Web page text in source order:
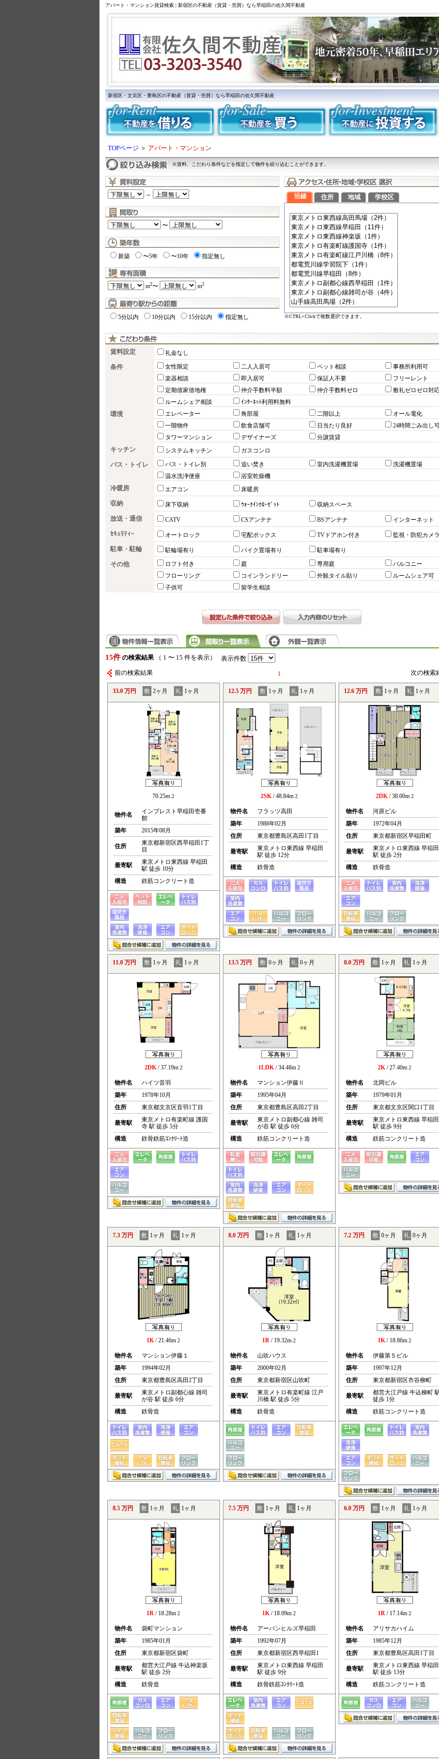
アパート・マンション賃貸検索 | 新宿区の不動産（賃貸・売買）なら早稲田の佐久間不動産
新宿区・文京区・豊島区の不動産（賃貸・売買）なら早稲田の佐久間不動産
TOPページ ＞ アパート・マンション
※賃料、こだわり条件などを指定して物件を絞り込むことができます。
～
〜
新築 〜5年 〜10年 指定無し
m2〜 m2
5分以内 10分以内 15分以内 指定無し
沿線 住所 地域 学校区
※CTRL+Clickで複数選択できます。
賃料設定 礼金なし
条件 女性限定 二人入居可 ペット相談
事務所利用可
楽器相談
即入居可 保証人不要
フリーレント
定期借家借地権
仲介手数料半額 仲介手数料ゼロ
敷礼ゼロゼロ対
ルームシェア相談
ｲﾝﾀｰﾈｯﾄ利用料無料
環境 エレベーター 角部屋 二階以上
オール電化
一階物件
飲食店舗可 日当たり良好
24時間ごみ出し
タワーマンション
デザイナーズ 分譲賃貸
キッチン システムキッチン ガスコンロ
バス・トイレ バス・トイレ別 追い焚き 室内洗濯機置場
洗濯機置場
温水洗浄便座
浴室乾燥機
冷暖房 エアコン 床暖房
収納 床下収納 ｳｫｰｸｲﾝｸﾛｰｾﾞｯﾄ 収納スペース
放送・通信 CATV CSアンテナ BSアンテナ インターネット
ｾｷｭﾘﾃｨｰ オートロック 宅配ボックス TVドアホン付き 監視・防犯カメ
駐車・駐輪 駐輪場有り バイク置場有り 駐車場有り
その他 ロフト付き 庭 専用庭
バルコニー
フローリング
コインランドリー 外観タイル貼り
ルームシェア可
子供可
留学生相談
15件 の検索結果（ 1 〜 15 件を表示） 表示件数
前の検索結果 1 次の検
33.0 万円 敷 2ヶ月 礼 1ヶ月
70.25m 2
物件名
インプレスト早稲田壱番
館
築年
2015年08月
住所
東京都新宿区西早稲田1丁
目
最寄駅
東京メトロ東西線 早稲田
駅 徒歩 10分
構造
鉄筋コンクリート造
12.5 万円 敷 1ヶ月 礼 1ヶ月
2SK/ 48.84m 2
物件名
フラッツ高田
築年
1988年02月
住所
東京都豊島区高田1丁目
最寄駅
東京メトロ東西線 早稲田
駅 徒歩 12分
構造
鉄骨造
12.6 万円 敷 1ヶ月 礼 1ヶ月
2DK/ 38.00m 2
物件名
河原ビル
築年
1972年04月
住所
東京都新宿区早稲田町
最寄駅
東京メトロ東西線 早稲田
駅 徒歩 2分
構造
鉄骨造
11.0 万円 敷 1ヶ月 礼 1ヶ月
2DK/ 37.19m 2
物件名
ハイツ音羽
築年
1978年10月
住所
東京都文京区音羽1丁目
最寄駅
東京メトロ有楽町線 護国
寺 駅 徒歩 5分
構造
鉄骨鉄筋ｺﾝｸﾘｰﾄ造
13.5 万円 敷 0ヶ月 礼 0ヶ月
1LDK/ 34.48m 2
物件名
マンション伊藤Ⅱ
築年
1995年04月
住所
東京都豊島区高田2丁目
最寄駅
東京メトロ副都心線 雑司
が谷 駅 徒歩 6分
構造
鉄筋コンクリート造
8.0 万円 敷 1ヶ月 礼 1ヶ月
2K/ 27.40m 2
物件名
北岡ビル
築年
1979年01月
住所
東京都文京区関口1丁目
最寄駅
東京メトロ東西線 早稲田
駅 徒歩 9分
構造
鉄筋コンクリート造
7.3 万円 敷 1ヶ月 礼 1ヶ月
1K/ 21.46m 2
物件名
マンション伊藤１
築年
1994年02月
住所
東京都豊島区高田2丁目
最寄駅
東京メトロ副都心線 雑司
が谷 駅 徒歩 6分
構造
鉄骨造
8.0 万円 敷 1ヶ月 礼 1ヶ月
1R / 19.32m 2
物件名
山吹ハウス
築年
2000年02月
住所
東京都新宿区山吹町
最寄駅
東京メトロ有楽町線 江戸
川橋 駅 徒歩 5分
構造
鉄骨造
7.2 万円 敷 0ヶ月 礼 0ヶ月
1K/ 18.86m 2
物件名
伊藤第５ビル
築年
1997年12月
住所
東京都新宿区市谷柳町
最寄駅
都営大江戸線 牛込柳町
徒歩 1分
構造
鉄筋コンクリート造
8.5 万円 敷 1ヶ月 礼 1ヶ月
1R / 18.28m 2
物件名
袋町マンション
築年
1985年01月
住所
東京都新宿区袋町
最寄駅
都営大江戸線 牛込神楽坂
駅 徒歩 2分
構造
鉄骨造
7.5 万円 敷 1ヶ月 礼 1ヶ月
1K/ 18.09m 2
物件名
アーバンヒルズ早稲田
築年
1992年07月
住所
東京都新宿区西早稲田1
最寄駅
東京メトロ東西線 早稲田
駅 徒歩 9分
構造
鉄骨鉄筋ｺﾝｸﾘｰﾄ造
6.0 万円 敷 1ヶ月 礼 1ヶ月
1R / 17.14m 2
物件名
アリサカハイム
築年
1985年12月
住所
東京都豊島区高田1丁目
最寄駅
東京メトロ東西線 早稲田
駅 徒歩 13分
構造
鉄筋コンクリート造